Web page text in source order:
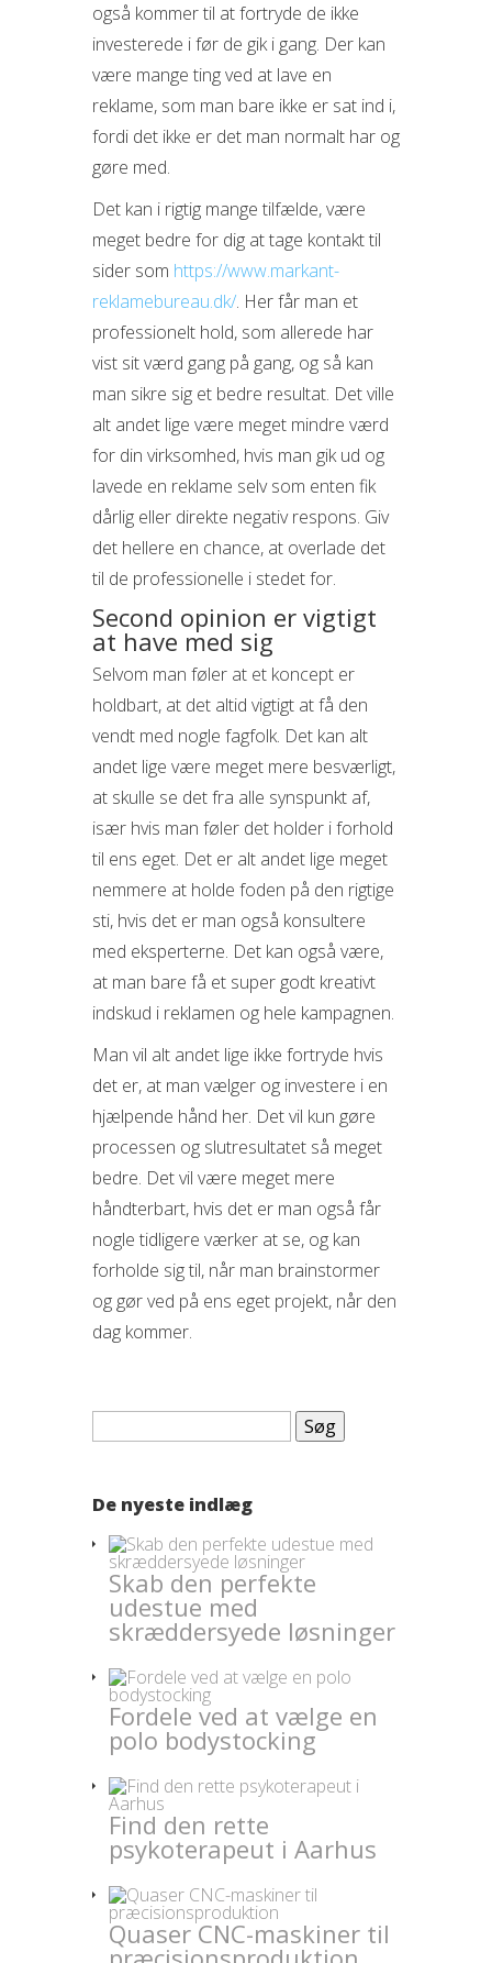
også kommer til at fortryde de ikke
investerede i før de gik i gang. Der kan
være mange ting ved at lave en
reklame, som man bare ikke er sat ind i,
fordi det ikke er det man normalt har og
gøre med.
Det kan i rigtig mange tilfælde, være
meget bedre for dig at tage kontakt til
sider som https://www.markant-
reklamebureau.dk/. Her får man et
professionelt hold, som allerede har
vist sit værd gang på gang, og så kan
man sikre sig et bedre resultat. Det ville
alt andet lige være meget mindre værd
for din virksomhed, hvis man gik ud og
lavede en reklame selv som enten fik
dårlig eller direkte negativ respons. Giv
det hellere en chance, at overlade det
til de professionelle i stedet for.
Second opinion er vigtigt
at have med sig
Selvom man føler at et koncept er
holdbart, at det altid vigtigt at få den
vendt med nogle fagfolk. Det kan alt
andet lige være meget mere besværligt,
at skulle se det fra alle synspunkt af,
især hvis man føler det holder i forhold
til ens eget. Det er alt andet lige meget
nemmere at holde foden på den rigtige
sti, hvis det er man også konsultere
med eksperterne. Det kan også være,
at man bare få et super godt kreativt
indskud i reklamen og hele kampagnen.
Man vil alt andet lige ikke fortryde hvis
det er, at man vælger og investere i en
hjælpende hånd her. Det vil kun gøre
processen og slutresultatet så meget
bedre. Det vil være meget mere
håndterbart, hvis det er man også får
nogle tidligere værker at se, og kan
forholde sig til, når man brainstormer
og gør ved på ens eget projekt, når den
dag kommer.
Søg
De nyeste indlæg
Skab den perfekte
udestue med
skræddersyede løsninger
Fordele ved at vælge en
polo bodystocking
Find den rette
psykoterapeut i Aarhus
Quaser CNC-maskiner til